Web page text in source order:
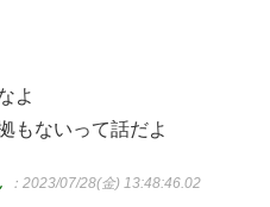
よ
もないって話だよ
：2023/07/28(金) 13:48:46.02